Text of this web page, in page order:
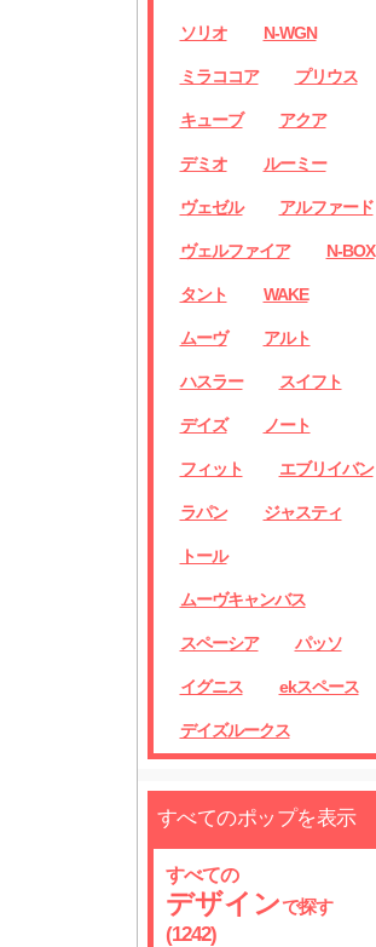
ソリオ N-WGN
ミラココア プリウス
キューブ アクア
デミオ ルーミー
ヴェゼル アルファード
ヴェルファイア N-BOX
タント WAKE
ムーヴ アルト
ハスラー スイフト
デイズ ノート
フィット エブリイバン
ラパン ジャスティ
トール
ムーヴキャンバス
スペーシア パッソ
イグニス ekスペース
デイズルークス
すべてのポップを表示
すべての
デザインで探す
(1242)